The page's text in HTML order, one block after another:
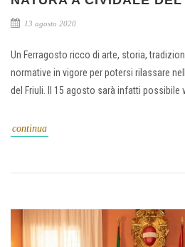
13 agosto 2020
Un Ferragosto ricco di arte, storia,
normative in vigore per potersi rilassare
del Friuli. Il 15 agosto sarà infatti possibile
continua